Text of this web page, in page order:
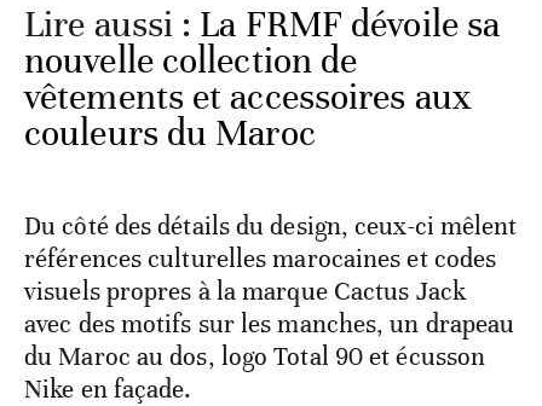
Lire aussi : La FRMF dévoile sa
nouvelle collection de
vêtements et accessoires aux
couleurs du Maroc
Du côté des détails du design, ceux-ci mêlent
références culturelles marocaines et codes
visuels propres à la marque Cactus Jack
avec des motifs sur les manches, un drapeau
du Maroc au dos, logo Total 90 et écusson
Nike en façade.